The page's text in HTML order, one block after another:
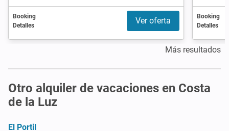
Booking
Detalles
Ver oferta
Booking
Detalles
Más resultados
Otro alquiler de vacaciones en Costa
de la Luz
El Portil